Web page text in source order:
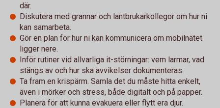
där.
Diskutera med grannar och lantbrukarkollegor om hur ni
kan samarbeta.
Gör en plan för hur ni kan kommunicera om mobilnätet
ligger nere.
Inför rutiner vid allvarliga it-störningar: vem larmar, vad
stängs av och hur ska avvikelser dokumenteras.
Ta fram en krispärm. Samla det du måste hitta enkelt,
även i mörker och stress, både digitalt och på papper.
Planera för att kunna evakuera eller flytt era djur.